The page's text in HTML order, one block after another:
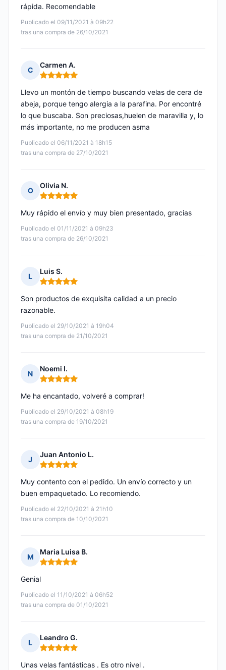
Publicado el 09/11/2021 à 09h22
tras una compra de 26/10/2021
rápida. Recomendable
C
Carmen A.
Nota: 5 de 5
Publicado el 06/11/2021 à 18h15
tras una compra de 27/10/2021
Llevo un montón de tiempo buscando velas de cera de
abeja, porque tengo alergia a la parafina. Por encontré
lo que buscaba. Son preciosas,huelen de maravilla y, lo
más importante, no me producen asma
O
Olivia N.
Nota: 5 de 5
Publicado el 01/11/2021 à 09h23
tras una compra de 26/10/2021
Muy rápido el envío y muy bien presentado, gracias
L
Luis S.
Nota: 5 de 5
Publicado el 29/10/2021 à 19h04
tras una compra de 21/10/2021
Son productos de exquisita calidad a un precio
razonable.
N
Noemi I.
Nota: 5 de 5
Publicado el 29/10/2021 à 08h19
tras una compra de 19/10/2021
Me ha encantado, volveré a comprar!
J
Juan Antonio L.
Nota: 5 de 5
Publicado el 22/10/2021 à 21h10
tras una compra de 10/10/2021
Muy contento con el pedido. Un envío correcto y un
buen empaquetado. Lo recomiendo.
M
Maria Luisa B.
Nota: 5 de 5
Publicado el 11/10/2021 à 06h52
tras una compra de 01/10/2021
Genial
L
Leandro G.
Nota: 5 de 5
Unas velas fantásticas . Es otro nivel .